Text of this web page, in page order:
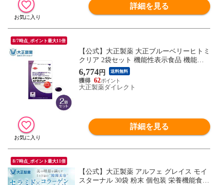
詳細を見る
8/7時点_ポイント最大11倍
【公式】大正製薬 大正ブルーベリーヒトミ
クリア 2袋セット 機能性表示食品 機能性
関与成分ビルベリー由来アントシアニン 目
の疲れ 眼精疲労 ブルーベリー サプリ サプ
リメント 目 疲れ ビタミンb 疲労回復 ルテ
6,774円 送料無料
62
大正製薬ダイレクト
詳細を見る
8/7時点_ポイント最大11倍
【公式】大正製薬 アルフェ グレイス モイ
スターナル 30袋 粉末 個包装 栄養機能食品